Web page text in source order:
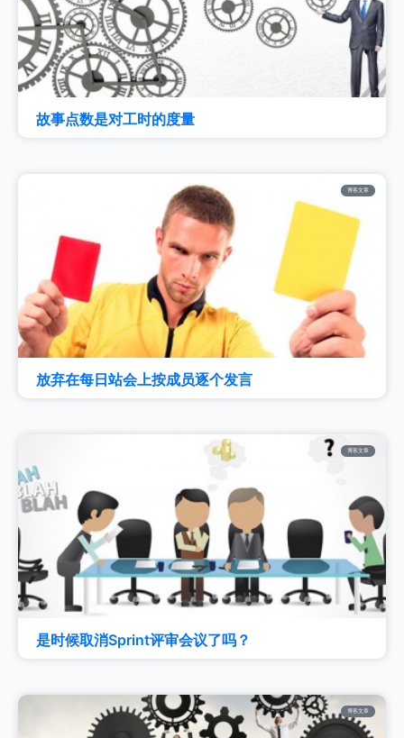
故事点数是对工时的度量
博客文章
放弃在每日站会上按成员逐个发言
博客文章
是时候取消Sprint评审会议了吗？
博客文章